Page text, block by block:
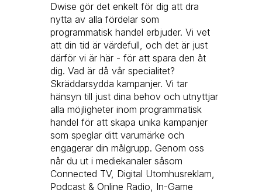
Dwise gör det enkelt för dig att dra
nytta av alla fördelar som
programmatisk handel erbjuder. Vi vet
att din tid är värdefull, och det är just
därför vi är här - för att spara den åt
dig. Vad är då vår specialitet?
Skräddarsydda kampanjer. Vi tar
hänsyn till just dina behov och utnyttjar
alla möjligheter inom programmatisk
handel för att skapa unika kampanjer
som speglar ditt varumärke och
engagerar din målgrupp. Genom oss
når du ut i mediekanaler såsom
Connected TV, Digital Utomhusreklam,
Podcast & Online Radio, In-Game